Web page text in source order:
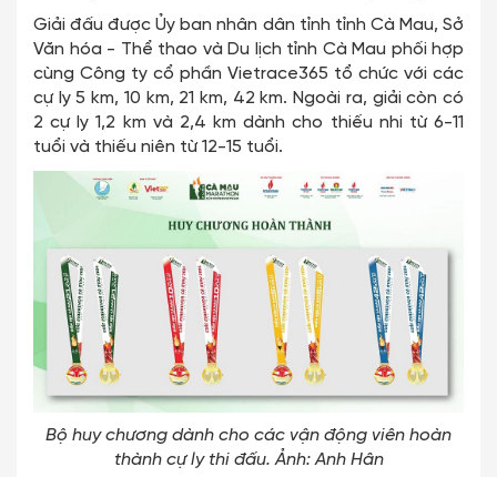
Giải đấu được Ủy ban nhân dân tỉnh tỉnh Cà Mau, Sở
Văn hóa - Thể thao và Du lịch tỉnh Cà Mau phối hợp
cùng Công ty cổ phần Vietrace365 tổ chức với các
cự ly 5 km, 10 km, 21 km, 42 km. Ngoài ra, giải còn có
2 cự ly 1,2 km và 2,4 km dành cho thiếu nhi từ 6-11
tuổi và thiếu niên từ 12-15 tuổi.
Bộ huy chương dành cho các vận động viên hoàn
thành cự ly thi đấu. Ảnh: Anh Hân